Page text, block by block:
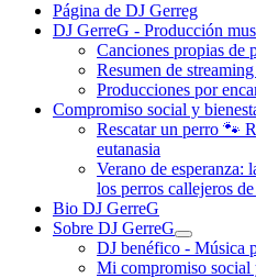
Página de DJ Gerreg
DJ GerreG - Producción
Canciones propias de
Resumen de
Producciones por
Compromiso social y
Rescatar un perro 🐾
eutanasia
Verano de esperanza:
los perros callejeros
Bio DJ GerreG
Sobre DJ GerreG
DJ benéfico - Música
Mi compromiso social